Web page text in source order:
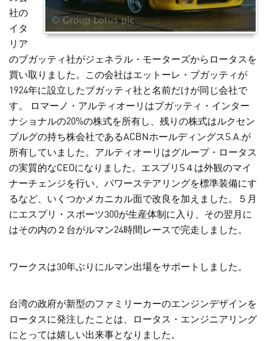
社の
イタ
リア
のブガッティ社がジェネラル・モーターズからロータスを
買い取りました。この会社はエットーレ・ブガッティが
1924年に設立したブガッティ社と名前だけが同じ会社で
す。 ロマーノ・アルティオーリはブガッティ・インター
ナショナルの20%の株式を所有し、残りの株式はルクセン
ブルグの持ち株会社であるACBNホールディングスS.A.が
所有していました。アルティオーリはグループ・ロータス
の実質的なCEOになりました。エスプリS４は外観のマイ
ナーチェンジを行い、パワーステアリングを標準装備にす
るなど、いくつかメカニカル面で改良を加えました。５月
にエスプリ・スポーツ300が生産体制に入り、その翌月に
はその内の２台がルマン24時間レースで完走しました。
ワークスは30年ぶりにルマン出場をサポートしました。
台湾の政府が新型のファミリーカーのエンジンデザインを
ロータスに発注したことは、ロータス・エンジニアリング
にとっては嬉しい出来事となりました。